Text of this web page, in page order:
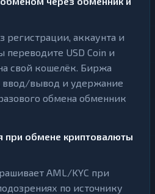
регистрации, аккаунта и
переводите USD Coin и
свой кошелёк. Биржа
ввод/вывод и удержание
обмена обменник
при обмене криптовалюты
AML/KYC при
по источнику